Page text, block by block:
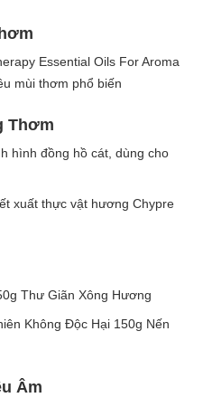
Essential Oils For Aroma
mùi thơm phổ biến
Thơm
hình đồng hồ cát, dùng cho
xuất thực vật hương Chypre
Thư Giãn Xông Hương
Không Độc Hại 150g Nến
Âm